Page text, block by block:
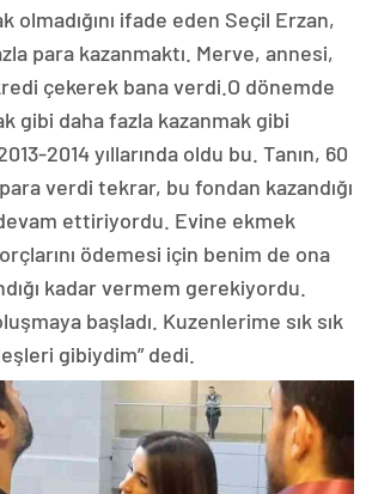
olmadığını ifade eden Seçil Erzan,
para kazanmaktı. Merve, annesi,
çekerek bana verdi.O dönemde
gibi daha fazla kazanmak gibi
2014 yıllarında oldu bu. Tanın, 60
verdi tekrar, bu fondan kazandığı
ettiriyordu. Evine ekmek
ödemesi için benim de ona
kadar vermem gerekiyordu.
başladı. Kuzenlerime sık sık
gibiydim” dedi.